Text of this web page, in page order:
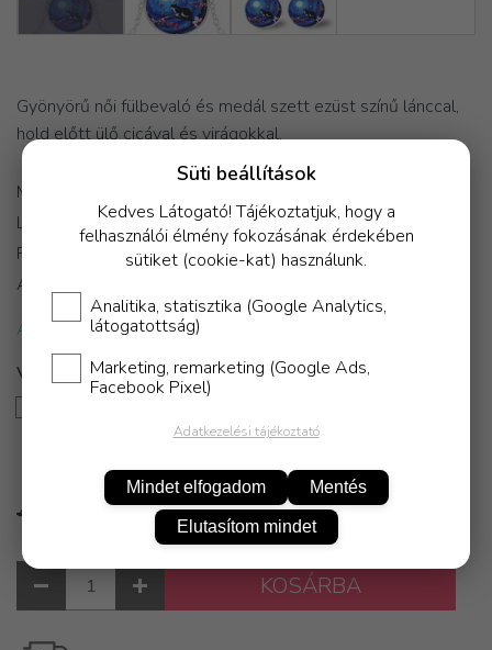
Gyönyörű női fülbevaló és medál szett ezüst színű lánccal,
hold előtt ülő cicával és virágokkal.
Medál átmérő: 2,2 cm
Lánc hossz: 50 cm
Fülbevaló átmérő: 1 cm
Anyaga: fém ötvözet
Azonnal raktárról
4 990 Ft 4 490 Ft
KOSÁRBA
Süti beállítások
Kedves Látogató! Tájékoztatjuk, hogy a
felhasználói élmény fokozásának érdekében
sütiket (cookie-kat) használunk.
Analitika, statisztika (Google Analytics,
látogatottság)
Marketing, remarketing (Google Ads,
Facebook Pixel)
Adatkezelési tájékoztató
Mindet elfogadom Mentés
Elutasítom mindet